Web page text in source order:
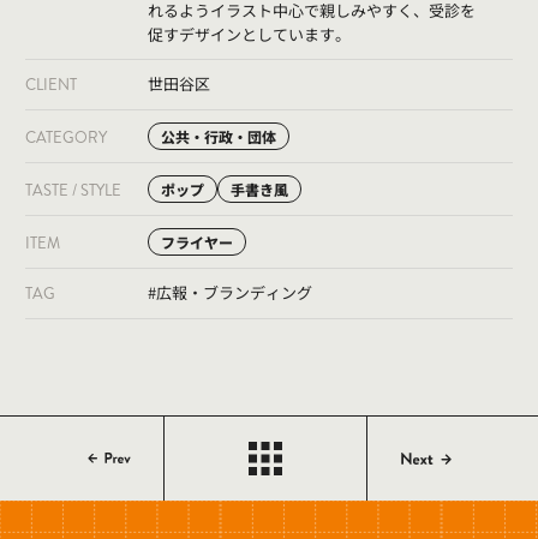
れるようイラスト中心で親しみやすく、受診を
促すデザインとしています。
CLIENT 世田谷区
CATEGORY 公共・行政・団体
TASTE / STYLE ポップ 手書き風
ITEM フライヤー
TAG #広報・ブランディング